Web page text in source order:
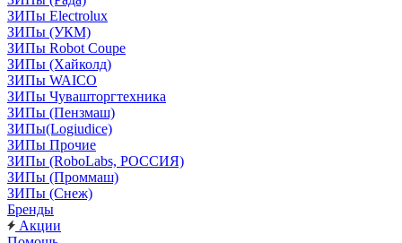
ЗИПы Electrolux
ЗИПы (УКМ)
ЗИПы Robot Coupe
ЗИПы (Хайколд)
ЗИПы WAICO
ЗИПы Чувашторгтехника
ЗИПы (Пензмаш)
ЗИПы(Logiudice)
ЗИПы Прочие
ЗИПы (RoboLabs, РОССИЯ)
ЗИПы (Проммаш)
ЗИПы (Снеж)
Бренды
Акции